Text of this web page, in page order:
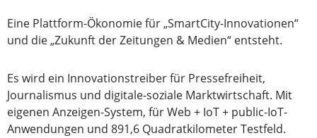
Eine Plattform-Ökonomie für „SmartCity-Innovationen“
und die „Zukunft der Zeitungen & Medien“ entsteht.
Es wird ein Innovationstreiber für Pressefreiheit,
Journalismus und digitale-soziale Marktwirtschaft. Mit
eigenen Anzeigen-System, für Web + IoT + public-IoT-
Anwendungen und 891,6 Quadratkilometer Testfeld.